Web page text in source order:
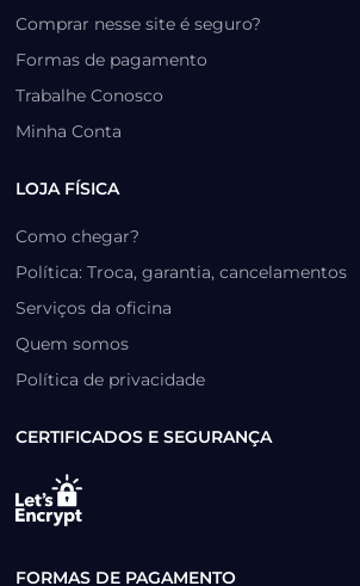
Comprar nesse site é seguro?
Formas de pagamento
Trabalhe Conosco
Minha Conta
LOJA FÍSICA
Como chegar?
Política: Troca, garantia, cancelamentos
Serviços da oficina
Quem somos
Política de privacidade
CERTIFICADOS E SEGURANÇA
FORMAS DE PAGAMENTO